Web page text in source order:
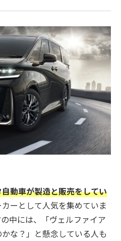
動車が製造と販売をしてい
ーとして人気を集めていま
中には、「ヴェルファイア
な？」と懸念している人も